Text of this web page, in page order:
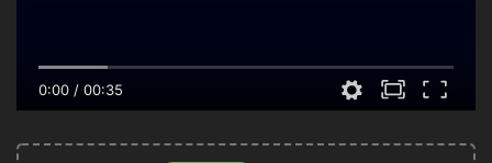
0:00 / 00:35